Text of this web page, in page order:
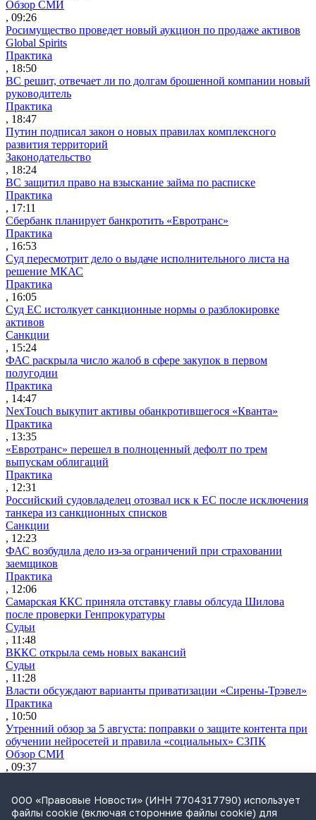
Обзор СМИ
, 09:26
Росимущество проведет новый аукцион по продаже активов
Global Spirits
Практика
, 18:50
ВС решит, отвечает ли по долгам брошенной компании новый
руководитель
Практика
, 18:47
Путин подписал закон о новых правилах комплексного
развития территорий
Законодательство
, 18:24
ВС защитил право на взыскание займа по расписке
Практика
, 17:11
Сбербанк планирует банкротить «Евротранс»
Практика
, 16:53
Суд пересмотрит дело о выдаче исполнительного листа на
решение МКАС
Практика
, 16:05
Суд ЕС истолкует санкционные нормы о разблокировке
активов
Санкции
, 15:24
ФАС раскрыла число жалоб в сфере закупок в первом
полугодии
Практика
, 14:47
NexTouch выкупит активы обанкротившегося «Кванта»
Практика
, 13:35
«Евротранс» перешел в полноценный дефолт по трем
выпускам облигаций
Практика
, 12:31
Российский судовладелец отозвал иск к ЕС после исключения
танкера из санкционных списков
Санкции
, 12:23
ФАС возбудила дело из-за ограничений при страховании
заемщиков
Практика
, 12:06
Самарская ККС приняла отставку главы облсуда Шилова
после проверки Генпрокуратуры
Судьи
, 11:48
ВККС открыла семь новых вакансий
Судьи
, 11:28
Власти обсуждают варианты приватизации «Сирены-Трэвел»
Практика
, 10:50
Утренний обзор за 5 августа: поправки о защите контента при
обучении нейросетей и правила «социальных» СЗПК
Обзор СМИ
, 09:37
Законодательство
, 19:32
ООО «Правовые Новости» (ИНН 7704317790) использует
файлы cookie (включая сторонние файлы cookie) для